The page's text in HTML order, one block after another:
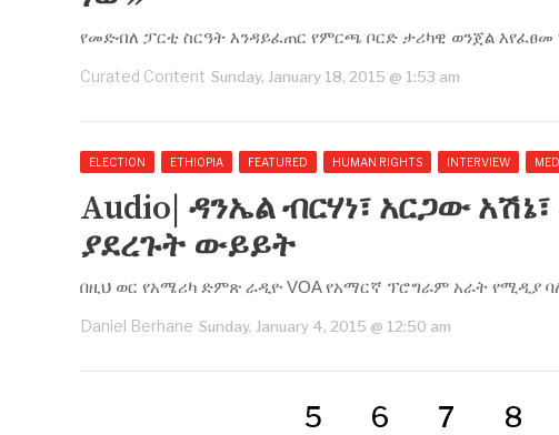
የመድብለ ፓርቲ ስርዓት እንዳይፈጠር የምርጫ ቦርድ ታሪካዊ ወንጀል እየፈፀመ
Curated Content Sunday, January 18, 2015 @ 1:53 am
ELECTION ETHIOPIA FEATURED HUMAN RIGHTS INTERVIEW
Audio| ዳንኤል ብርሃነ፣ አርጋው
ያደረጉት ውይይት
በዚህ ወር የአሜሪካ ድምጽ ራዲዮ VOA የአማርኛ ፕሮግራም አራት የሚዲያ
Daniel Berhane Sunday, January 4, 2015 @ 12:50 am
5 6 7 8